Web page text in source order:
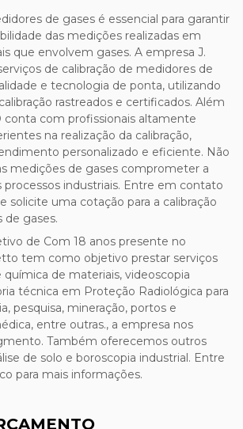
de gases é essencial para garantir
das medições realizadas em
que envolvem gases. A empresa J.
de calibração de medidores de
e tecnologia de ponta, utilizando
rastreados e certificados. Além
conta com profissionais altamente
na realização da calibração,
personalizado e eficiente. Não
medições de gases comprometer a
processos industriais. Entre em contato
solicite uma cotação para a calibração
de gases.
de Com 18 anos presente no
tem como objetivo prestar serviços
química de materiais, videoscopia
técnica em Proteção Radiológica para
pesquisa, mineração, portos e
entre outras., a empresa nos
Também oferecemos outros
de solo e boroscopia industrial. Entre
para mais informações.